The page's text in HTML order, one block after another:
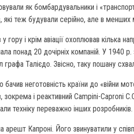
як бомбардувальники і
які теж будували серійно, але в
гору і крім авіації охоплював кілька
понад 20 дочірніх компаній. У 1940
графа Талієдо. Звісно, таку пошану
бачив неготовність країни до «війни
і реактивний Campini-Caproni
техніку переважно інших розробників.
арешт Капроні. Його звинуватили у